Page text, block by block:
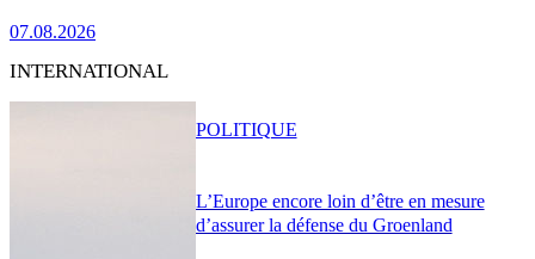
07.08.2026
INTERNATIONAL
L’Europe encore loin d’être en mesure
d’assurer la défense du Groenland
POLITIQUE